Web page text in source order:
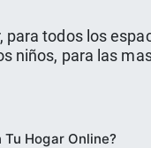
todos los
niños, para las
Hogar Online?